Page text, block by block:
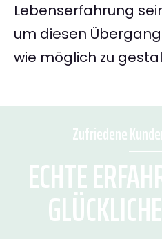
Lebenserfahrung
um diesen
wie möglich zu
Zufriedene
ECHTE